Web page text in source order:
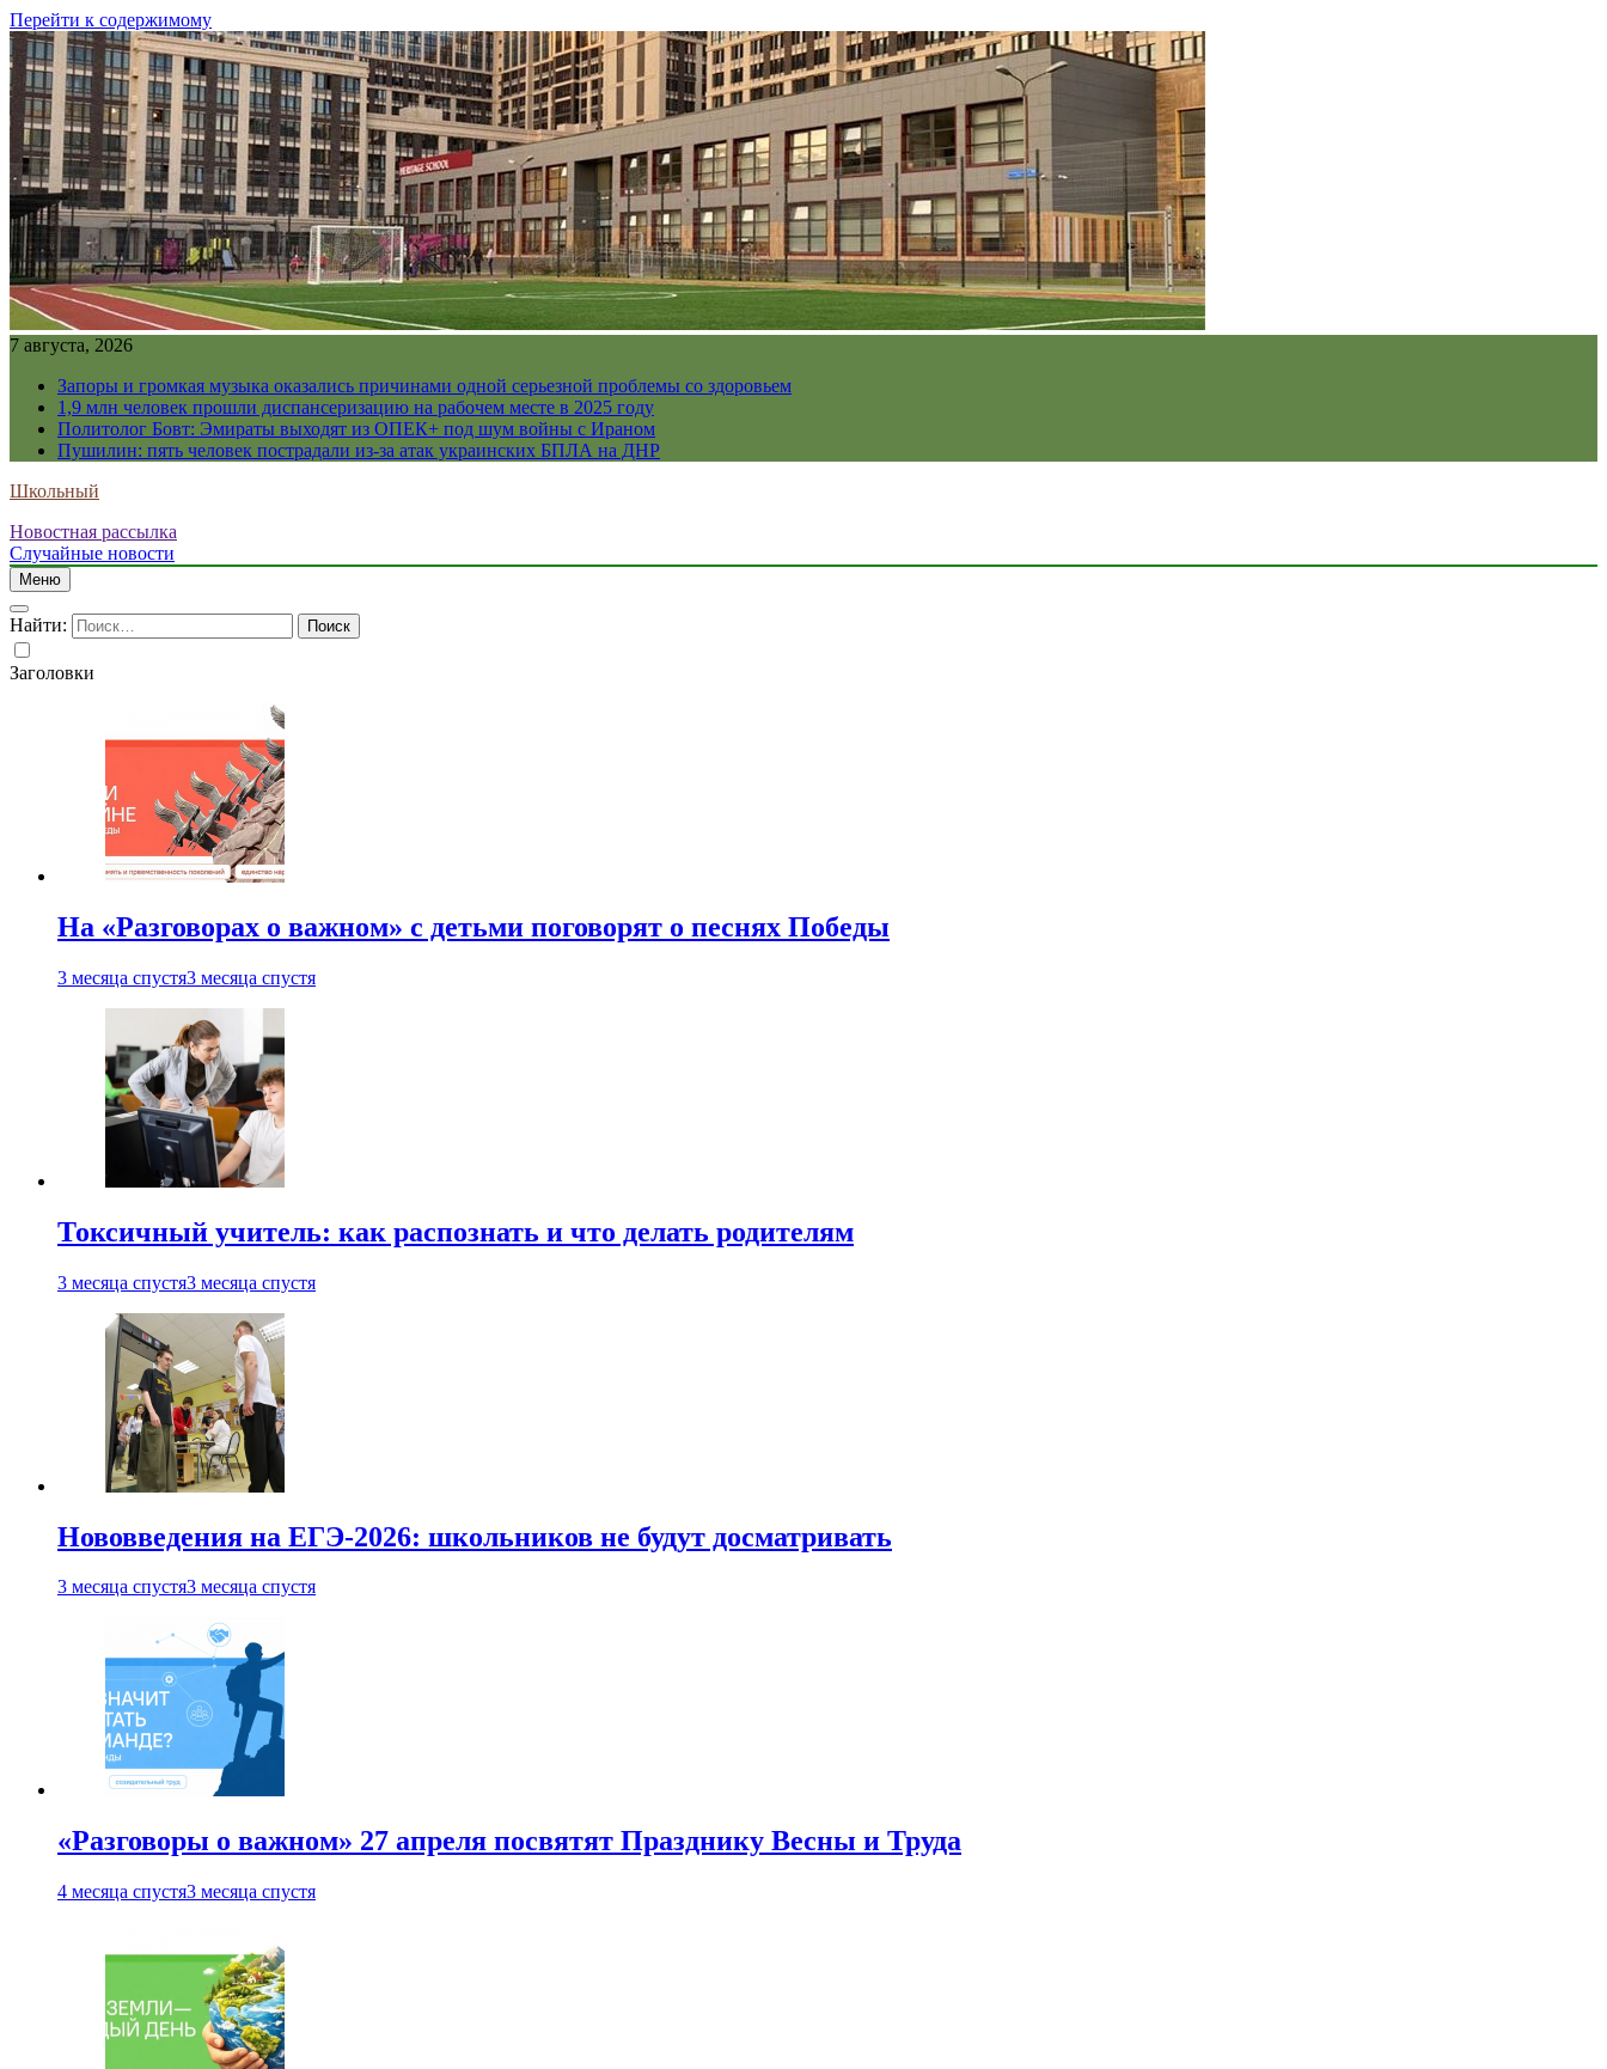
Перейти к содержимому
7 августа, 2026
Запоры и громкая музыка оказались причинами одной серьезной проблемы со здоровьем
1,9 млн человек прошли диспансеризацию на рабочем месте в 2025 году
Политолог Бовт: Эмираты выходят из ОПЕК+ под шум войны с Ираном
Пушилин: пять человек пострадали из-за атак украинских БПЛА на ДНР
Школьный
Новостная рассылка
Случайные новости
Меню
Найти:
Заголовки
На «Разговорах о важном» с детьми поговорят о песнях Победы
3 месяца спустя3 месяца спустя
Токсичный учитель: как распознать и что делать родителям
3 месяца спустя3 месяца спустя
Нововведения на ЕГЭ-2026: школьников не будут досматривать
3 месяца спустя3 месяца спустя
«Разговоры о важном» 27 апреля посвятят Празднику Весны и Труда
4 месяца спустя3 месяца спустя